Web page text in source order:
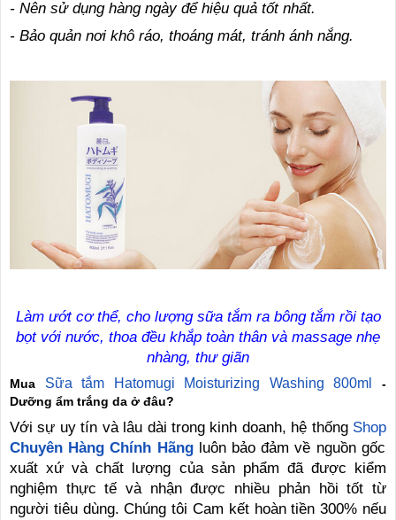
- Nên sử dụng hàng ngày để hiệu quả tốt nhất.
- Bảo quản nơi khô ráo, thoáng mát, tránh ánh nắng.
Làm ướt cơ thể, cho lượng sữa tắm ra bông tắm rồi tạo
bọt với nước, thoa đều khắp toàn thân và massage nhẹ
nhàng, thư giãn
Mua Sữa tắm Hatomugi Moisturizing Washing 800ml
-
Dưỡng ẩm trắng da ở đâu?
Với sự uy tín và lâu dài trong kinh doanh, hệ thống Shop
Chuyên Hàng Chính Hãngluôn bảo đảm về nguồn gốc
xuất xứ và chất lượng của sản phẩm đã được kiểm
nghiệm thực tế và nhận được nhiều phản hồi tốt từ
người tiêu dùng. Chúng tôi Cam kết hoàn tiền 300% nếu